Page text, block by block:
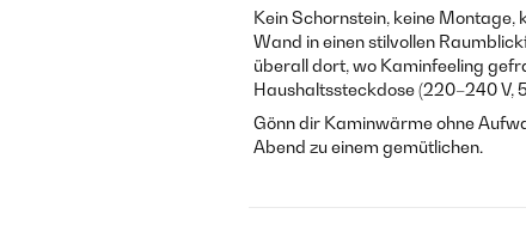
Kein Schornstein, keine
Wand in einen stilvollen
überall dort, wo Kaminfeeling
Haushaltssteckdose (220–240 V,
Gönn dir Kaminwärme ohne
Abend zu einem gemütlichen.